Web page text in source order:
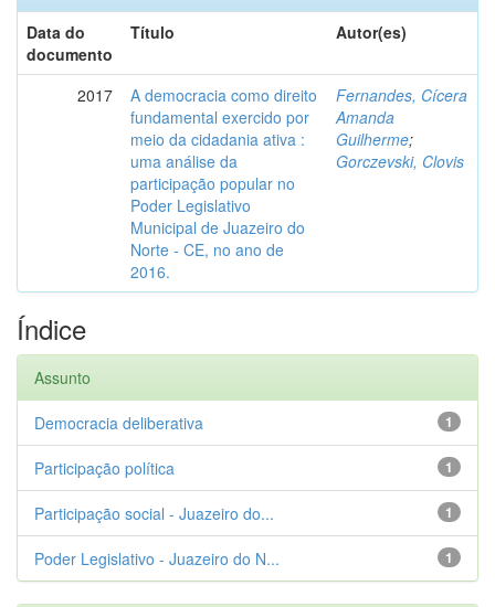
Data do
documento
Título Autor(es)
2017
A democracia como direito
fundamental exercido por
meio da cidadania ativa :
uma análise da
participação popular no
Poder Legislativo
Municipal de Juazeiro do
Norte - CE, no ano de
2016.
Fernandes, Cícera
Amanda
Guilherme;
Gorczevski, Clovis
Índice
Assunto
1
Democracia deliberativa
1
Participação política
1
Participação social - Juazeiro do...
1
Poder Legislativo - Juazeiro do N...